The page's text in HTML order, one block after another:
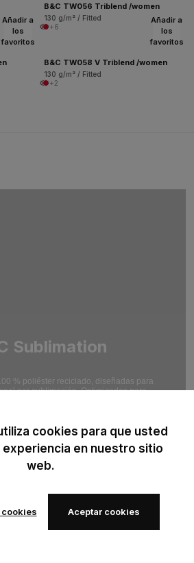
B&C TW056 Triblend /women
130 g/m² / Fitted
+6
Añadir a
los
favoritos
Añadir a
los
favoritos
B&C TW058 V Triblend /women
130 g/m² / Fitted
+2
Sublimation
% poliéster reciclado, diseñadas para
por sublimación. Optimizadas para
cookies para que usted
en nuestro sitio
web.
Aceptar cookies